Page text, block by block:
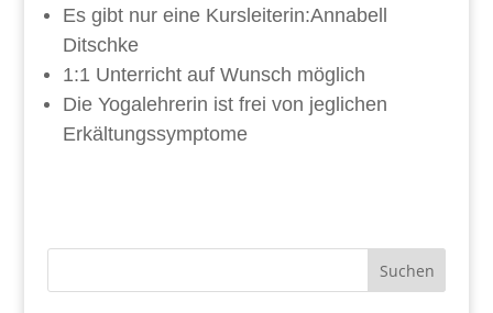
Es gibt nur eine Kursleiterin:Annabell
Ditschke
1:1 Unterricht auf Wunsch möglich
Die Yogalehrerin ist frei von jeglichen
Erkältungssymptome